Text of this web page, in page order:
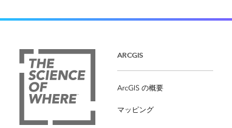
ARCGIS
ArcGIS の概要
マッピング